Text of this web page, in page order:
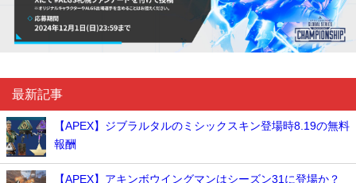
最新記事
【APEX】ジブラルタルのミシックスキン登場時8.19の無料
報酬
【APEX】アキンボウイングマンはシーズン31に登場か？